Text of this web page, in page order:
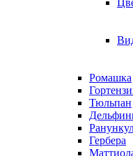
Ромашка
Тюльпан
Гербера